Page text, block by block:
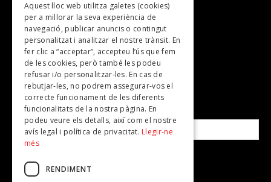
TV
Plans per fer
Revistes
SUBSCRIU-TE A LA NOSTRA NEWSLETTER!
Correu electrònic*
Accepto lapolítica de privacitat
Aquest lloc web utilitza galetes (cookies)
per a millorar la seva experiència de
navegació, publicar anuncis o contingut
personalitzat i analitzar el nostre trànsit. En
fer clic a “acceptar”, accepteu l’ús que fem
de les cookies, però també les podeu
refusar i/o personalitzar-les. En cas de
rebutjar-les, no podrem assegurar-vos el
correcte funcionament de les diferents
funcionalitats de la nostra pàgina. En
podeu veure els detalls, així com el nostre
avís legal i política de privacitat. Llegir-ne
més
RENDIMENT